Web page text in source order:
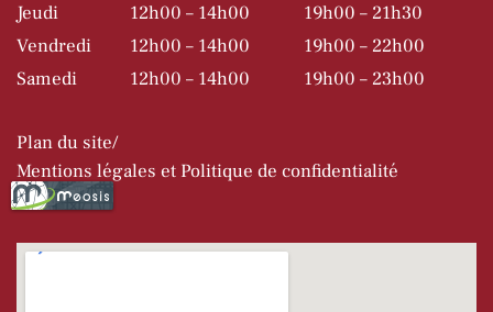
Jeudi
12h00 – 14h00
19h00 – 21h30
Vendredi
12h00 – 14h00
19h00 – 22h00
Samedi
12h00 – 14h00 19h00 – 23h00
Plan du site
Mentions légales et Politique de confidentialité